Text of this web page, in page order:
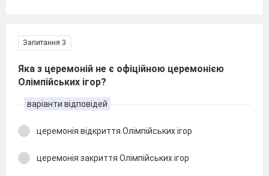
Запитання 3
Яка з церемоній не є офіційною церемонією
Олімпійських ігор?
варіанти відповідей
церемонія відкриття Олімпійських ігор
церемонія закриття Олімпійських ігор